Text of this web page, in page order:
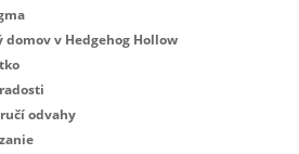
domov v Hedgehog Hollow
odvahy